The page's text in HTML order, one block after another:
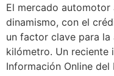
El mercado
dinamismo, con el
un factor clave para
kilómetro. Un reciente
Información Online